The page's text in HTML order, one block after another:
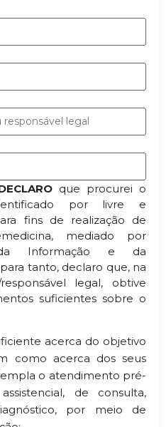
que procurei o
por livre e
fins de realização de
mediado por
Informação e da
tanto, declaro que, na
legal, obtive
suficientes sobre o
acerca do objetivo
como acerca dos seus
o atendimento pré-
de consulta,
por meio de